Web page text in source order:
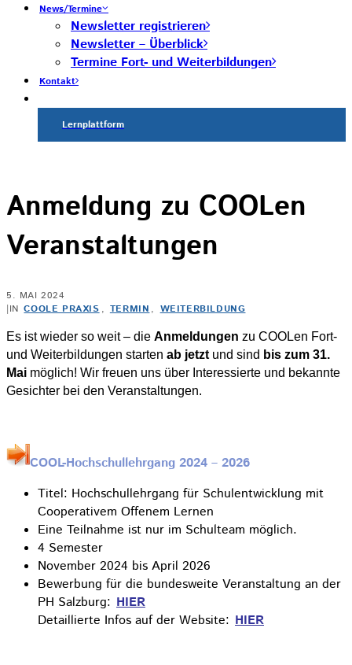
News/Termine
Newsletter registrieren
Newsletter – Überblick
Termine Fort- und Weiterbildungen
Kontakt
Lernplattform
Anmeldung zu COOLen
Veranstaltungen
5. MAI 2024
|IN COOLE PRAXIS , TERMIN , WEITERBILDUNG
Es ist wieder so weit – die Anmeldungen zu COOLen Fort-
und Weiterbildungen starten ab jetzt und sind bis zum 31.
Mai möglich! Wir freuen uns über Interessierte und bekannte
Gesichter bei den Veranstaltungen.
COOL-Hochschullehrgang 2024 – 2026
Titel: Hochschullehrgang für Schulentwicklung mit
Cooperativem Offenem Lernen
Eine Teilnahme ist nur im Schulteam möglich.
4 Semester
November 2024 bis April 2026
Bewerbung für die bundesweite Veranstaltung an der
PH Salzburg: HIER
Detaillierte Infos auf der Website: HIER